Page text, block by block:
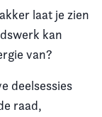
laat je zien
kan
van?
deelsessies
raad,